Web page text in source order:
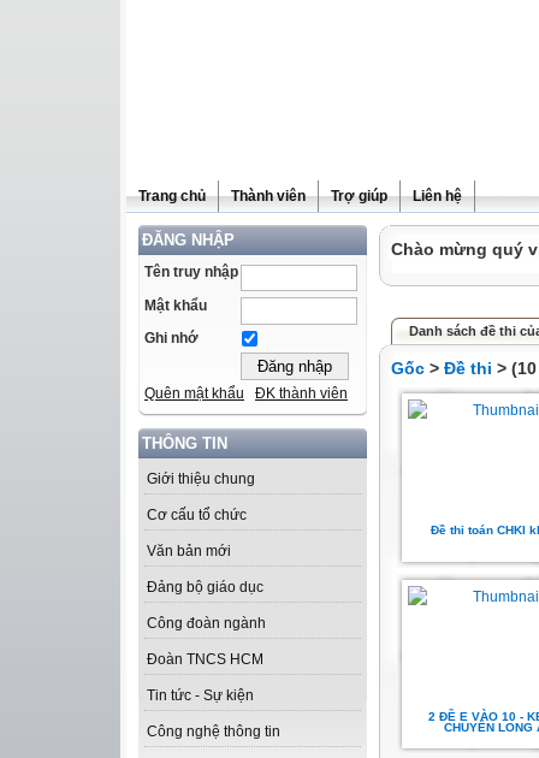
Trang chủ Thành viên Trợ giúp Liên hệ
ĐĂNG NHẬP
Tên truy nhập
Mật khẩu
Ghi nhớ
Quên mật khẩu ĐK thành viên
THÔNG TIN
Giới thiệu chung
Cơ cấu tổ chức
Văn bản mới
Đảng bộ giáo dục
Công đoàn ngành
Đoàn TNCS HCM
Tin tức - Sự kiện
Công nghệ thông tin
Chào mừng quý
Danh sách đề thi
Gốc > Đề thi >
Đề thi toán CHKI
2 ĐỀ E VÀO 10 -
CHUYÊN LONG